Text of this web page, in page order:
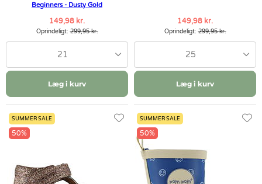
Beginners - Dusty Gold
149,98 kr.
Oprindeligt:299,95 kr.
21
Læg i kurv
149,98 kr.
Oprindeligt:299,95 kr.
25
Læg i kurv
SUMMER SALE
50%
SUMMER SALE
50%